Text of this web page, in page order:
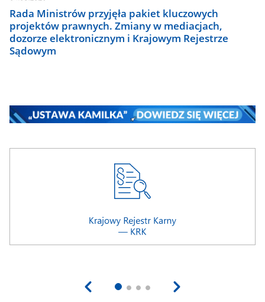
Rada Ministrów przyjęła pakiet kluczowych
projektów prawnych. Zmiany w mediacjach,
dozorze elektronicznym i Krajowym Rejestrze
Sądowym